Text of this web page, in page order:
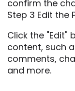
confirm the
Step 3 Edit the
Click the "Edit"
content, such
comments,
and more.